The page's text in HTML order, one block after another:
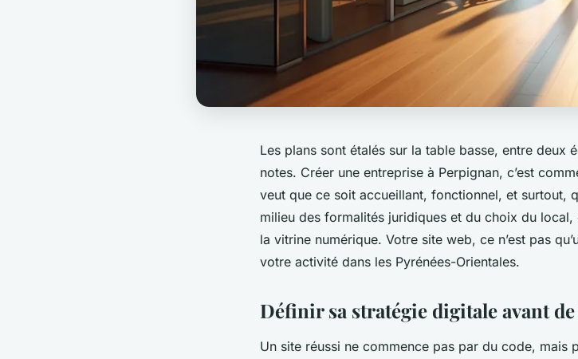
Les plans sont étalés sur la table basse, entre deux
notes. Créer une entreprise à Perpignan, c’est
veut que ce soit accueillant, fonctionnel, et surtout,
milieu des formalités juridiques et du choix du
la vitrine numérique. Votre site web, ce n’est pas
votre activité dans les Pyrénées-Orientales.
Définir sa stratégie digitale avant
Un site réussi ne commence pas par du code, mais